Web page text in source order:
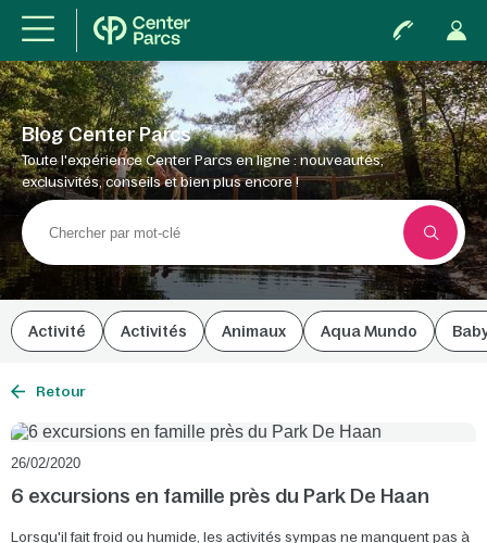
Blog Center Parcs
Toute l'expérience Center Parcs en ligne : nouveautés,
exclusivités, conseils et bien plus encore !
Activité Activités Animaux Aqua Mundo
Retour
26/02/2020
6 excursions en famille près du Park De Haan
Lorsqu'il fait froid ou humide, les activités sympas ne manquent pas à